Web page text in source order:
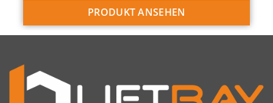
PRODUKT ANSEHEN